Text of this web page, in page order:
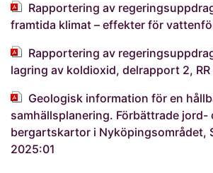
Rapportering av
framtida klimat – effekter för
Rapportering av
lagring av koldioxid, delrapport 2,
Geologisk information för en
samhällsplanering. Förbättrade jord-
bergartskartor i Nyköpingsområdet,
2025:01